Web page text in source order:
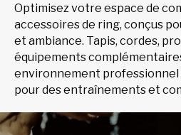
Optimisez votre espace de
accessoires de ring, conçus
et ambiance. Tapis, cordes,
équipements
environnement
pour des entraînements et